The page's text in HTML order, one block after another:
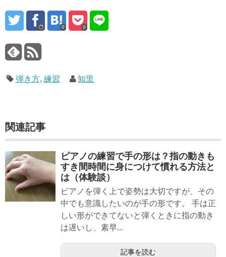
0 0
弾き方, 練習 知里
関連記事
ピアノの練習で手の形は？指の動きも
すき間時間に身につけて慣れる方法と
は（体験談）
ピアノを弾く上で姿勢は大切ですが、その
中でも意識したいのが手の形です。 手は正
しい形ができてないと弾くときに指の動き
は遅いし、素早...
記事を読む